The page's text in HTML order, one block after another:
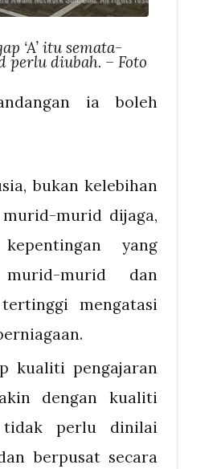
‘A’ itu semata-
perlu diubah. – Foto
ia boleh
bukan kelebihan
murid dijaga,
yang
murid dan
mengatasi
kualiti pengajaran
dengan kualiti
tidak perlu dinilai
berpusat secara